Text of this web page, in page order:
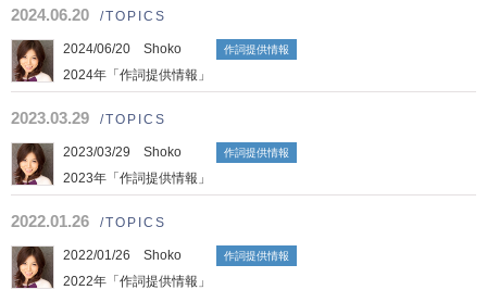
2024.06.20 /TOPICS
2024/06/20 Shoko 作詞提供情報
2024年「作詞提供情報」
2023.03.29 /TOPICS
2023/03/29 Shoko 作詞提供情報
2023年「作詞提供情報」
2022.01.26 /TOPICS
2022/01/26 Shoko 作詞提供情報
2022年「作詞提供情報」